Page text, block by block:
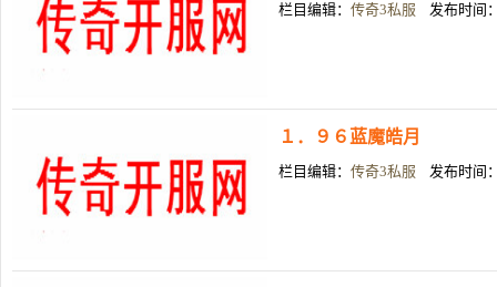
栏目编辑： 传奇3私服 发布时间
１．９６蓝魔皓月
栏目编辑： 传奇3私服 发布时间